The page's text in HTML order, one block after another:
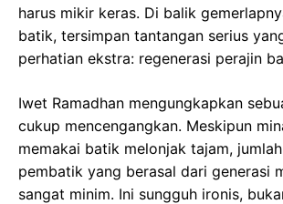
harus mikir keras. Di balik
batik, tersimpan tantangan serius
perhatian ekstra: regenerasi perajin
Iwet Ramadhan mengungkapkan
cukup mencengangkan. Meskipun
memakai batik melonjak tajam,
pembatik yang berasal dari generasi
sangat minim. Ini sungguh ironis,